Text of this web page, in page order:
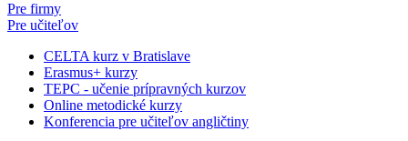
Pre firmy
Pre učiteľov
CELTA kurz v Bratislave
Erasmus+ kurzy
TEPC - učenie prípravných kurzov
Online metodické kurzy
Konferencia pre učiteľov angličtiny